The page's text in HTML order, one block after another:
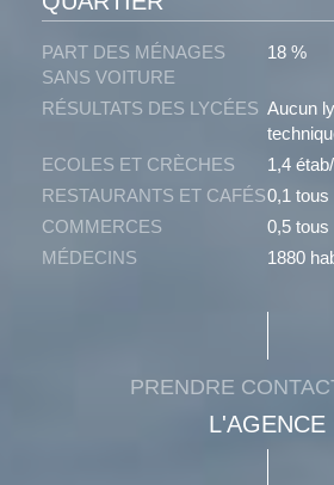
PART DES MÉNAGES
SANS VOITURE
18 %
RÉSULTATS DES LYCÉES Aucun
ECOLES ET CRÈCHES
1,4
RESTAURANTS ET CAFÉS0,1 tous
COMMERCES
0,5 tous
MÉDECINS
1880
PRENDRE
L'AGENCE